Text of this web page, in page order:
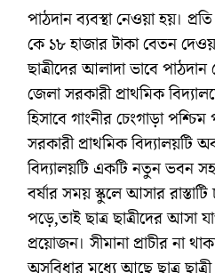
পাঠদান ব্যবস্থা নেওয়া হয়।
কে ১৮ হাজার টাকা বেতন
ছাত্রীদের আলাদা ভাবে
জেলা সরকারী প্রাথমিক
হিসাবে গাংনীর চেংগাড়া
সরকারী প্রাথমিক বিদ্যালয়টি
বিদ্যালয়টি একটি নতুন ভবন
বর্ষার সময় স্কুলে আসার
পড়ে,তাই ছাত্র ছাত্রীদের আসা
প্রয়োজন। সীমানা প্রাচীর না